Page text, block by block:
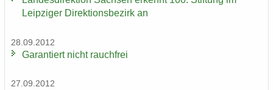
Leip­zi­ger Di­rek­ti­ons­be­zirk an
28.09.2012
Ga­ran­tiert nicht rauch­frei
27.09.2012